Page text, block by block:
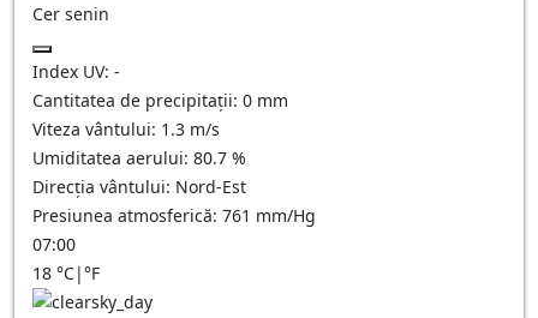
Cer senin
Index UV: -
Cantitatea de precipitații: 0 mm
Viteza vântului: 1.3 m/s
Umiditatea aerului: 80.7 %
Direcția vântului: Nord-Est
Presiunea atmosferică: 761 mm/Hg
07:00
18 °C|°F